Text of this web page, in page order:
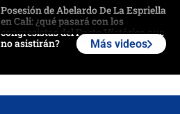
Posesión de Abelardo De La Espriella
en Cali: ¿qué pasará con los
congresistas del Pacto Histórico que
no asistirán?
Más videos